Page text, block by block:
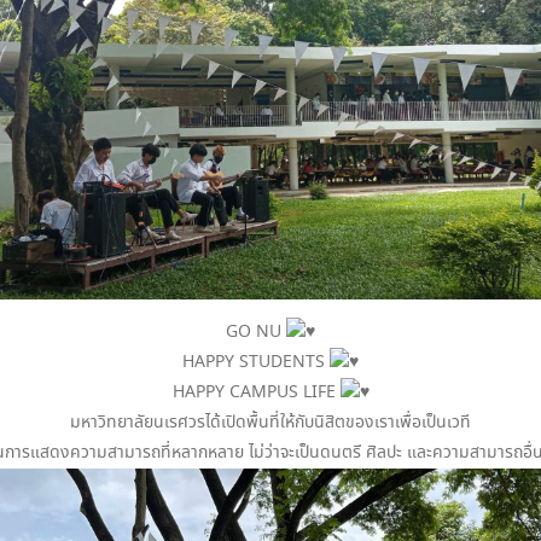
GO NU
HAPPY STUDENTS
HAPPY CAMPUS LIFE
มหาวิทยาลัยนเรศวรได้เปิดพื้นที่ให้กับนิสิตของเราเพื่อเป็นเวที
การแสดงความสามารถที่หลากหลาย ไม่ว่าจะเป็นดนตรี ศิลปะ และความสามารถอื่